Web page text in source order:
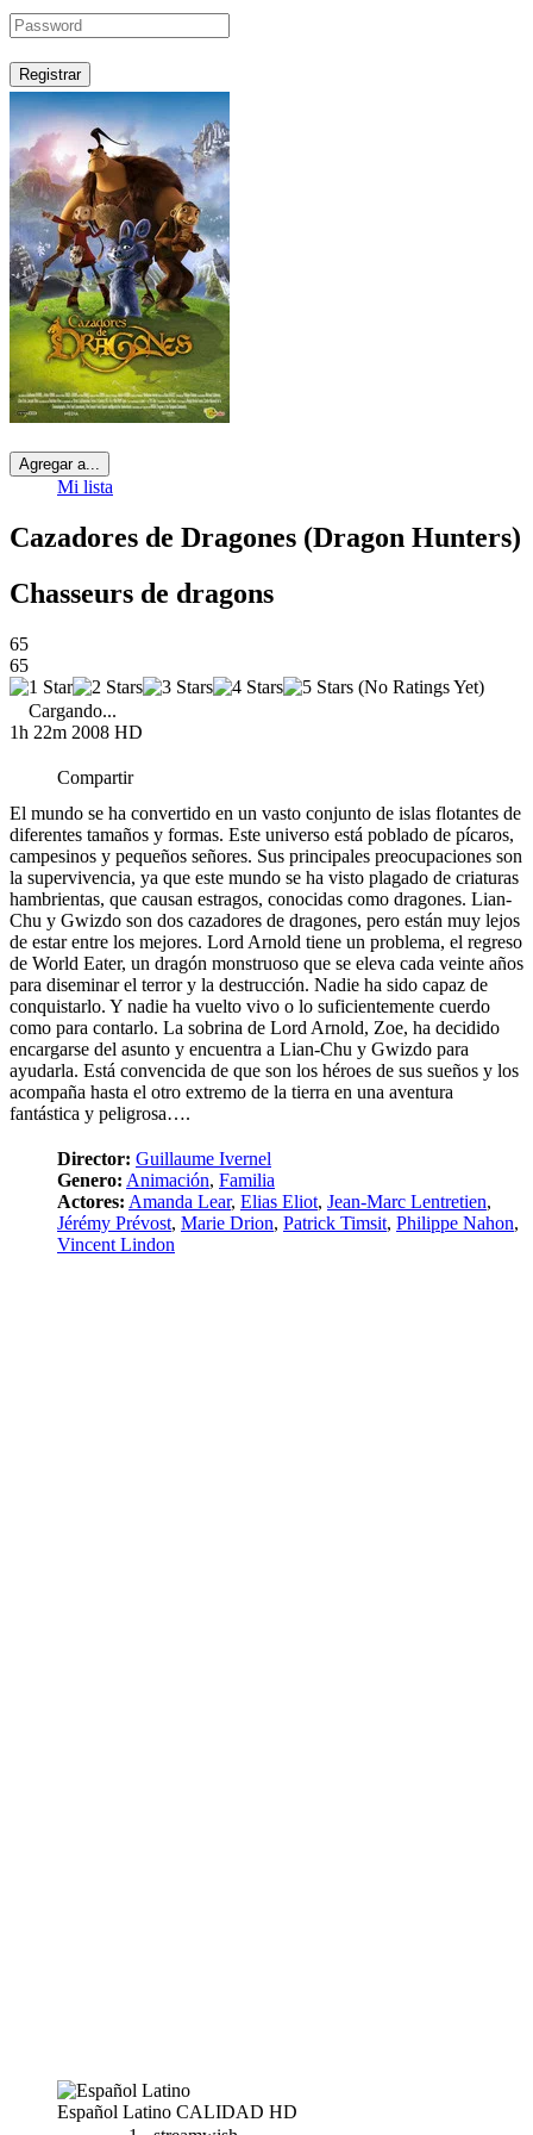
Registrar
Agregar a...
Mi lista
Cazadores de Dragones (Dragon Hunters)
Chasseurs de dragons
65
65
(No Ratings Yet)
Cargando...
1h 22m 2008 HD
Compartir
El mundo se ha convertido en un vasto conjunto de islas flotantes de
diferentes tamaños y formas. Este universo está poblado de pícaros,
campesinos y pequeños señores. Sus principales preocupaciones son
la supervivencia, ya que este mundo se ha visto plagado de criaturas
hambrientas, que causan estragos, conocidas como dragones. Lian-
Chu y Gwizdo son dos cazadores de dragones, pero están muy lejos
de estar entre los mejores. Lord Arnold tiene un problema, el regreso
de World Eater, un dragón monstruoso que se eleva cada veinte años
para diseminar el terror y la destrucción. Nadie ha sido capaz de
conquistarlo. Y nadie ha vuelto vivo o lo suficientemente cuerdo
como para contarlo. La sobrina de Lord Arnold, Zoe, ha decidido
encargarse del asunto y encuentra a Lian-Chu y Gwizdo para
ayudarla. Está convencida de que son los héroes de sus sueños y los
acompaña hasta el otro extremo de la tierra en una aventura
fantástica y peligrosa….
Director: Guillaume Ivernel
Genero: Animación, Familia
Actores: Amanda Lear, Elias Eliot, Jean-Marc Lentretien,
Jérémy Prévost, Marie Drion, Patrick Timsit, Philippe Nahon,
Vincent Lindon
Español Latino CALIDAD HD